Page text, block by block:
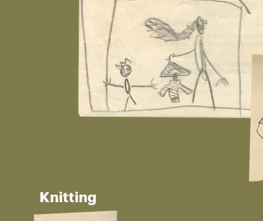
Knitting